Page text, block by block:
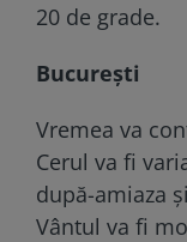
20 de grade.
București
Vremea va
Cerul va fi
după-amiaza
Vântul va fi